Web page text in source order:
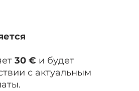
30 € и будет
с актуальным